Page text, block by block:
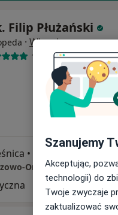
Filip Płużański
· Więcej
142 opinie
•
Poradnia
300
Szanujemy
Akceptując,
technologii) do
Twoje zwyczaje
zaktualizować